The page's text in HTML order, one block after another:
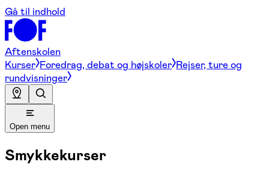
Gå til indhold
Aftenskolen
Kurser Foredrag, debat og højskoler Rejser, ture og
rundvisninger
Open menu
Smykkekurser